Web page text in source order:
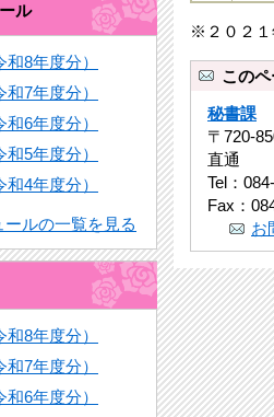
ル
8年度分）
7年度分）
6年度分）
5年度分）
4年度分）
ルの一覧を見る
8年度分）
7年度分）
6年度分）
※２０２１
この
秘書課
〒720-
直通
Tel：
Fax：
お